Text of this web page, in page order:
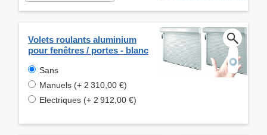
Volets roulants aluminium
pour fenêtres / portes - blanc
Sans
Manuels (+ 2 310,00 €)
Electriques (+ 2 912,00 €)